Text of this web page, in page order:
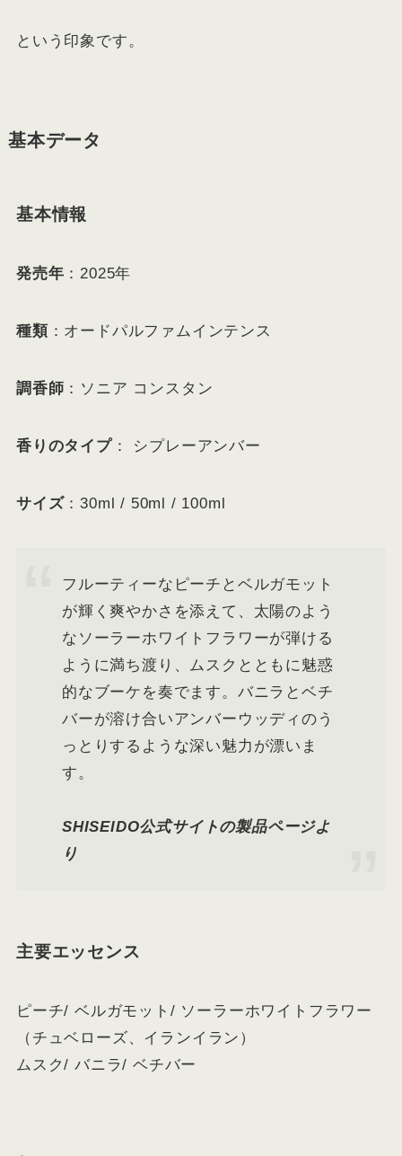
という印象です。
基本データ
基本情報
発売年 ：2025年
種類：オードパルファムインテンス
調香師 ：ソニア コンスタン
香りのタイプ： シプレーアンバー
サイズ：30ml / 50ml / 100ml
フルーティーなピーチとベルガモット
が輝く爽やかさを添えて、太陽のよう
なソーラーホワイトフラワーが弾ける
ように満ち渡り、ムスクとともに魅惑
的なブーケを奏でます。バニラとベチ
バーが溶け合いアンバーウッディのう
っとりするような深い魅力が漂いま
す。
SHISEIDO公式サイトの製品ページよ
り
主要エッセンス
ピーチ/ ベルガモット/ ソーラーホワイトフラワー
（チュベローズ、イランイラン）
ムスク/ バニラ/ ベチバー